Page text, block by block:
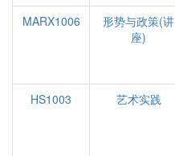
MARX1006
形势与政策(讲
座)
HS1003
艺术实践